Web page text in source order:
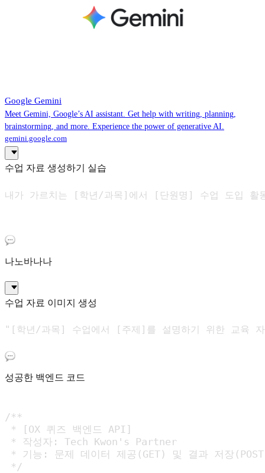
‎Google Gemini
Meet Gemini, Google’s AI assistant. Get help with writing, planning,
brainstorming, and more. Experience the power of generative AI.
gemini.google.com
수업 자료 생성하기 실습
내가 가르치는 [학년/과목]에서 [단원명] 수업 도입 활
나노바나나
수업 자료 이미지 생성
성공한 백엔드 코드
/**
* [OX 퀴즈 백엔드 API]
* 작성자: Tech Kwon's Partner
* 기능: 문제 데이터 제공(GET) 및 결과 저장
*/